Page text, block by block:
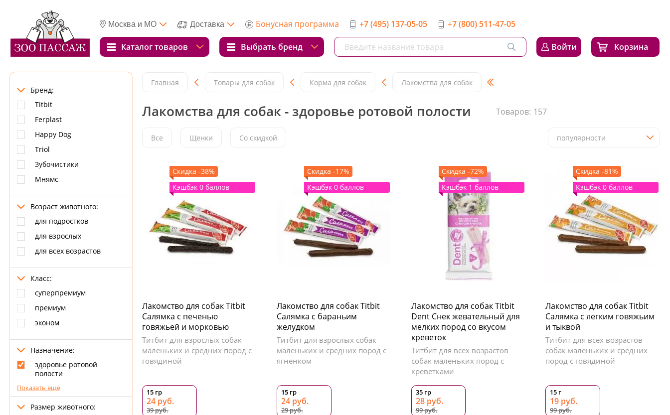
Москва и МО Доставка Бонусная программа +7 (495) 137-05-05 +7 (800) 511-47-05
Каталог товаров Выбрать бренд Войти Корзина
Бренд:
Titbit
Ferplast
Happy Dog
Triol
Зубочистики
Мнямс
Возраст животного:
для подростков
для взрослых
для всех возрастов
Класс:
суперпремиум
премиум
эконом
Назначение:
здоровье ротовой
полости
Показать ещё
Размер животного:
Главная Товары для собак Корма для собак Лакомства для собак
Лакомства для собак - здоровье ротовой полости Товаров: 157
Все Щенки Со скидкой популярности
Скидка -38%
Кэшбэк 0 баллов
Лакомство для собак Titbit
Салямка с печенью
говяжьей и морковью
Титбит для взрослых собак
маленьких и средних пород с
говядиной
15 гр
24 руб.
39 руб.
Скидка -17%
Кэшбэк 0 баллов
Лакомство для собак Titbit
Салямка с бараньим
желудком
Титбит для взрослых собак
маленьких и средних пород с
ягненком
15 гр
24 руб.
29 руб.
Скидка -72%
Кэшбэк 1 баллов
Лакомство для собак Titbit
Dent Снек жевательный для
мелких пород со вкусом
креветок
Титбит для всех возрастов
собак маленьких пород с
креветками
35 гр
28 руб.
99 руб.
Скидка -81%
Кэшбэк 0 баллов
Лакомство для собак Titbit
Салямка с легким говяжьим
и тыквой
Титбит для всех возрастов
собак маленьких и средних
пород с говядиной
15 г
19 руб.
99 руб.